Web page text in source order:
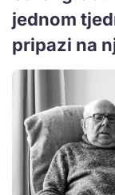
jednom
pripazi na